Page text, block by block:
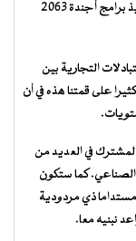
وتبادل الخبرات الفنية، وهي مجالات تدخل في صميم تنفيذ برامج أجندة 2063
التجارية بين
نعول كثيرا على قمتنا هذه في أن
في العديد من
الصناعي. كما ستكون
مستداما ذي مردودية
نبنيه معا.